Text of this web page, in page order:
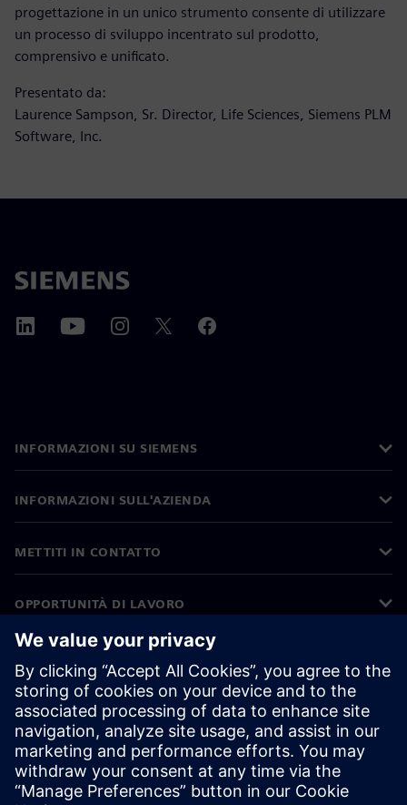
progettazione in un unico strumento consente di utilizzare
un processo di sviluppo incentrato sul prodotto,
comprensivo e unificato.
Presentato da:
Laurence Sampson, Sr. Director, Life Sciences, Siemens PLM
Software, Inc.
INFORMAZIONI SU SIEMENS
INFORMAZIONI SULL'AZIENDA
METTITI IN CONTATTO
OPPORTUNITÀ DI LAVORO
©Siemens 2026
Informazioni aziendali
Informativa sulla privacy